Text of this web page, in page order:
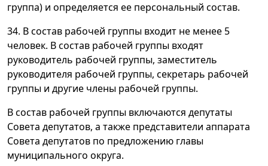
группа) и определяется ее персональный состав.
34. В состав рабочей группы входит не менее 5
человек. В состав рабочей группы входят
руководитель рабочей группы, заместитель
руководителя рабочей группы, секретарь рабочей
группы и другие члены рабочей группы.
В состав рабочей группы включаются депутаты
Совета депутатов, а также представители аппарата
Совета депутатов по предложению главы
муниципального округа.